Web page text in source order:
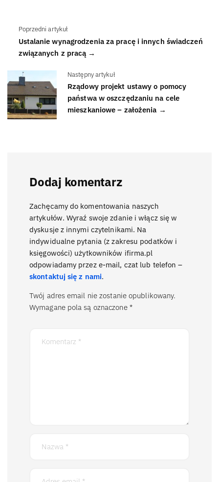
Poprzedni artykuł
Ustalanie wynagrodzenia za pracę i innych świadczeń
związanych z pracą →
Następny artykuł
Rządowy projekt ustawy o pomocy
państwa w oszczędzaniu na cele
mieszkaniowe – założenia →
Dodaj komentarz
Zachęcamy do komentowania naszych
artykułów. Wyraź swoje zdanie i włącz się w
dyskusje z innymi czytelnikami. Na
indywidualne pytania (z zakresu podatków i
księgowości) użytkowników ifirma.pl
odpowiadamy przez e-mail, czat lub telefon –
skontaktuj się z nami.
Twój adres email nie zostanie opublikowany.
Wymagane pola są oznaczone *